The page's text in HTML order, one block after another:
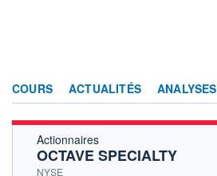
COURS ACTUALITÉS ANALYSES
Actionnaires
OCTAVE SPECIALTY
NYSE